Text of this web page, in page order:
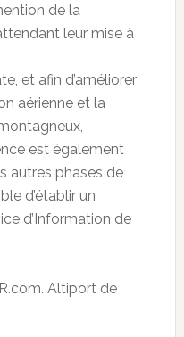
de la
leur mise à
et afin d’améliorer
aérienne et la
est également
autres phases de
d’établir un
d’Information de
Altiport de